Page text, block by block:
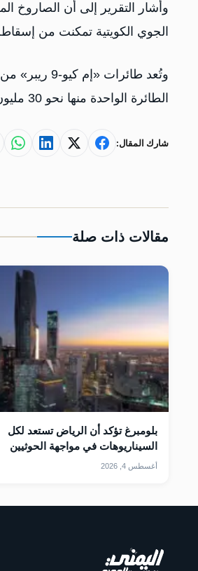
الجوي الكويتية تمكنت من
وتُعد
الطائرة الواحدة منها نحو 30 مليون دولار، وفق تقديرات بلومبرغ.
شارك المقال:
مقالات ذات صلة
بلومبرغ تؤكد أن الرياض تستعد لكل
السيناريوهات في مواجهة الحوثيين
أغسطس 4, 2026